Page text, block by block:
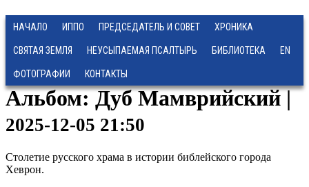
НАЧАЛО ИППО ПРЕДСЕДАТЕЛЬ И СОВЕТ ХРОНИКА
СВЯТАЯ ЗЕМЛЯ НЕУСЫПАЕМАЯ ПСАЛТЫРЬ БИБЛИОТЕКА EN
ФОТОГРАФИИ КОНТАКТЫ
Альбом: Дуб Мамврийский |
2025-12-05 21:50
Столетие русского храма в истории библейского города
Хеврон.